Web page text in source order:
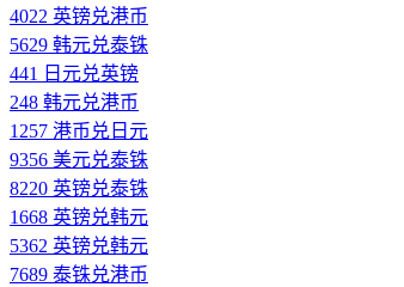
4022 英镑兑港币
5629 韩元兑泰铢
441 日元兑英镑
248 韩元兑港币
1257 港币兑日元
9356 美元兑泰铢
8220 英镑兑泰铢
1668 英镑兑韩元
5362 英镑兑韩元
7689 泰铢兑港币